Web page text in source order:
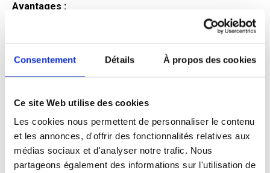
Consentement Détails À propos des cookies
Ce site Web utilise des cookies
Les cookies nous permettent de personnaliser le contenu
et les annonces, d'offrir des fonctionnalités relatives aux
médias sociaux et d'analyser notre trafic. Nous
partageons également des informations sur l'utilisation de
Avantages :
Profil du
candidat
Qualifications et diplômes :
Profil recherché :
Expérience :